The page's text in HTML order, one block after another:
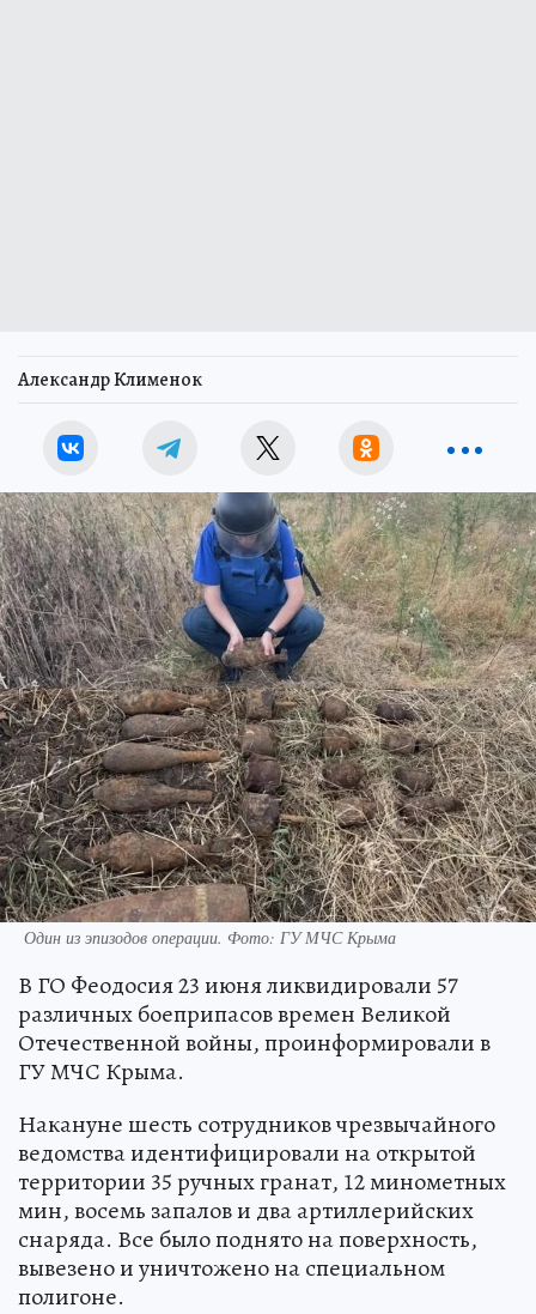
Александр Клименок
Один из эпизодов операции. Фото: ГУ МЧС Крыма
В ГО Феодосия 23 июня ликвидировали 57
различных боеприпасов времен Великой
Отечественной войны, проинформировали в
ГУ МЧС Крыма.
Накануне шесть сотрудников чрезвычайного
ведомства идентифицировали на открытой
территории 35 ручных гранат, 12 минометных
мин, восемь запалов и два артиллерийских
снаряда. Все было поднято на поверхность,
вывезено и уничтожено на специальном
полигоне.